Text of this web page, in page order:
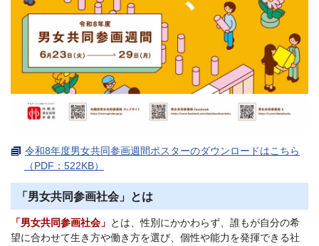
令和8年度男女共同参画週間ポスターのダウンロードはこちら
（PDF：522KB）
「男女共同参画社会」とは
「男女共同参画社会」 とは、性別にかかわらず、誰もが自分の希
望に合わせて生き方や働き方を選び、個性や能力を発揮できる社